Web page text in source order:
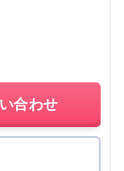
合わせ